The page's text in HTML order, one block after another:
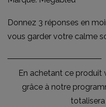
Donnez 3 réponses en
vous garder votre calme
En achetant ce produit
grâce à notre
totalisera